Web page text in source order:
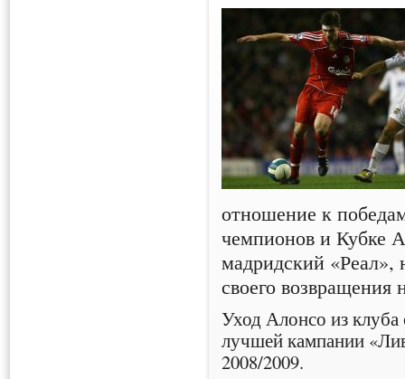
отношение к
чемпионов и Кубке
мадридский «Реал»,
своего
Уход Алонсо из клуба
лучшей кампании
2008/2009.